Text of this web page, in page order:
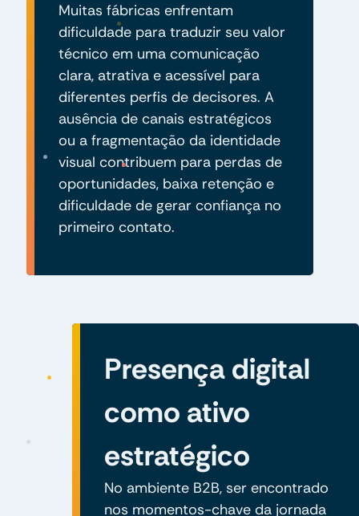
Muitas fábricas enfrentam
dificuldade para traduzir seu valor
técnico em uma comunicação
clara, atrativa e acessível para
diferentes perfis de decisores. A
ausência de canais estratégicos
ou a fragmentação da identidade
visual contribuem para perdas de
oportunidades, baixa retenção e
dificuldade de gerar confiança no
primeiro contato.
Presença digital
como ativo
estratégico
No ambiente B2B, ser encontrado
nos momentos-chave da jornada